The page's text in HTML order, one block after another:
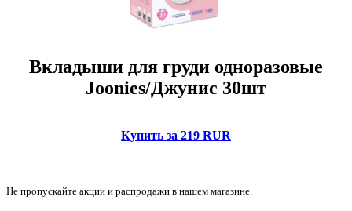
Вкладыши для груди одноразовые
Joonies/Джунис 30шт
Купить за 219 RUR
Не пропускайте акции и распродажи в нашем магазине.